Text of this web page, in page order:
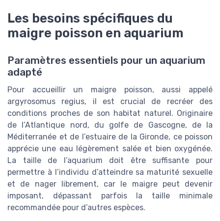
Les besoins spécifiques du
maigre poisson en aquarium
Paramètres essentiels pour un aquarium
adapté
Pour accueillir un maigre poisson, aussi appelé
argyrosomus regius, il est crucial de recréer des
conditions proches de son habitat naturel. Originaire
de l’Atlantique nord, du golfe de Gascogne, de la
Méditerranée et de l’estuaire de la Gironde, ce poisson
apprécie une eau légèrement salée et bien oxygénée.
La taille de l’aquarium doit être suffisante pour
permettre à l’individu d’atteindre sa maturité sexuelle
et de nager librement, car le maigre peut devenir
imposant, dépassant parfois la taille minimale
recommandée pour d’autres espèces.